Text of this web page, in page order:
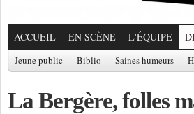
ACCUEIL EN SCÈNE L'ÉQUIPE
Jeune public Biblio Saines humeurs
La Bergère, folles